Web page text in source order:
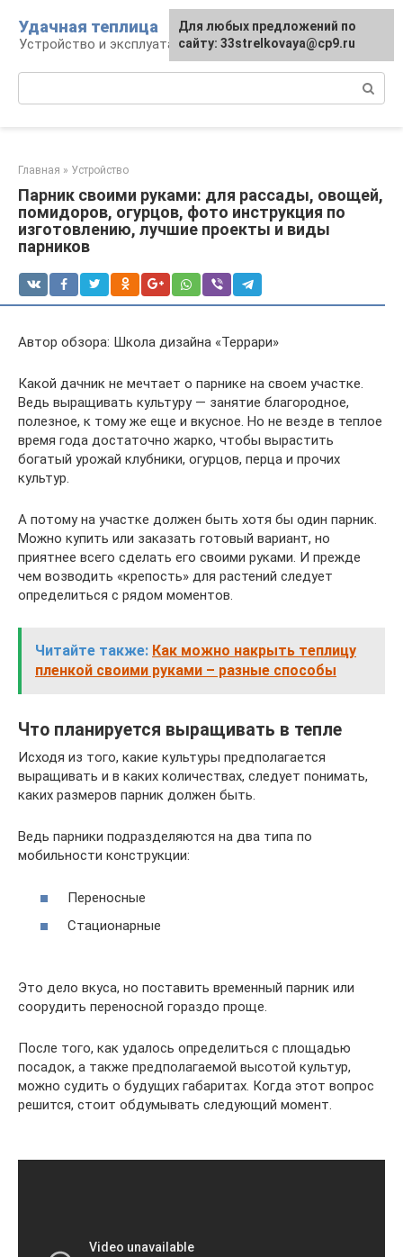
контенту
Удачная теплица
Устройство и эксплуатация теплиц
Главная » Устройство
Парник своими руками: для рассады, овощей,
помидоров, огурцов, фото инструкция по
изготовлению, лучшие проекты и виды
парников
Автор обзора: Школа дизайна «Террари»
Какой дачник не мечтает о парнике на своем участке.
Ведь выращивать культуру — занятие благородное,
полезное, к тому же еще и вкусное. Но не везде в теплое
время года достаточно жарко, чтобы вырастить
богатый урожай клубники, огурцов, перца и прочих
культур.
А потому на участке должен быть хотя бы один парник.
Можно купить или заказать готовый вариант, но
приятнее всего сделать его своими руками. И прежде
чем возводить «крепость» для растений следует
определиться с рядом моментов.
Читайте также: Как можно накрыть теплицу
пленкой своими руками – разные способы
Что планируется выращивать в тепле
Исходя из того, какие культуры предполагается
выращивать и в каких количествах, следует понимать,
каких размеров парник должен быть.
Ведь парники подразделяются на два типа по
мобильности конструкции:
Переносные
Стационарные
Это дело вкуса, но поставить временный парник или
соорудить переносной гораздо проще.
После того, как удалось определиться с площадью
посадок, а также предполагаемой высотой культур,
можно судить о будущих габаритах. Когда этот вопрос
решится, стоит обдумывать следующий момент.
Для любых предложений по
сайту: 33strelkovaya@cp9.ru